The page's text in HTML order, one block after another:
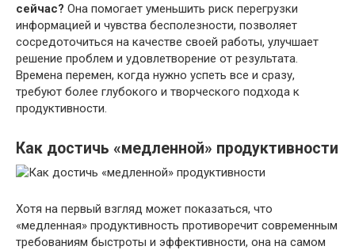
сейчас? Она помогает уменьшить риск перегрузки
информацией и чувства бесполезности, позволяет
сосредоточиться на качестве своей работы, улучшает
решение проблем и удовлетворение от результата.
Времена перемен, когда нужно успеть все и сразу,
требуют более глубокого и творческого подхода к
продуктивности.
Как достичь «медленной» продуктивности
Хотя на первый взгляд может показаться, что
«медленная» продуктивность противоречит современным
требованиям быстроты и эффективности, она на самом